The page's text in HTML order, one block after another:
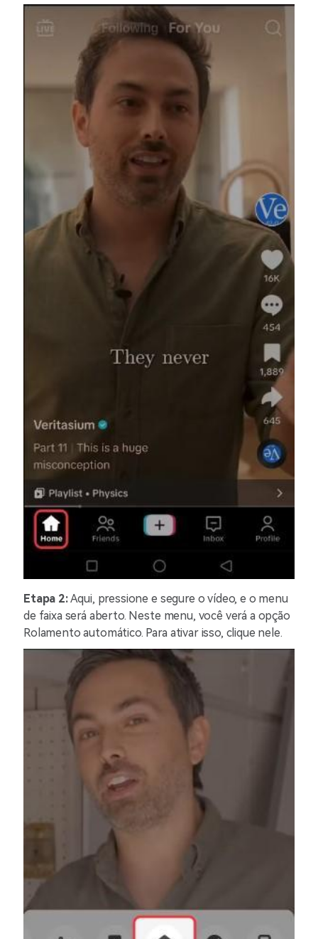
Etapa 2:Aqui, pressione e segure o vídeo, e o menu
de faixa será aberto. Neste menu, você verá a opção
Rolamento automático. Para ativar isso, clique nele.